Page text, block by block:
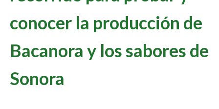
conocer la producción de
Bacanora y los sabores de
Sonora